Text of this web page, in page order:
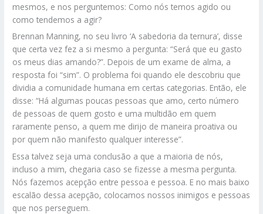
mesmos, e nos perguntemos: Como nós temos agido ou
como tendemos a agir?
Brennan Manning, no seu livro ‘A sabedoria da ternura’, disse
que certa vez fez a si mesmo a pergunta: “Será que eu gasto
os meus dias amando?”. Depois de um exame de alma, a
resposta foi “sim”. O problema foi quando ele descobriu que
dividia a comunidade humana em certas categorias. Então, ele
disse: “Há algumas poucas pessoas que amo, certo número
de pessoas de quem gosto e uma multidão em quem
raramente penso, a quem me dirijo de maneira proativa ou
por quem não manifesto qualquer interesse”.
Essa talvez seja uma conclusão a que a maioria de nós,
incluso a mim, chegaria caso se fizesse a mesma pergunta.
Nós fazemos acepção entre pessoa e pessoa. E no mais baixo
escalão dessa acepção, colocamos nossos inimigos e pessoas
que nos perseguem.